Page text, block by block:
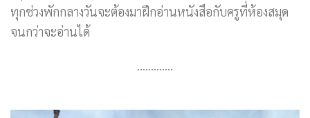
ทุกช่วงพักกลางวันจะต้องมาฝึกอ่านหนังสือกับครูที่ห้องสมุด
จนกว่าจะอ่านได้
………….